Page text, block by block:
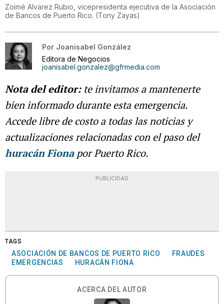
Zoimé Alvarez Rubio, vicepresidenta ejecutiva de la Asociación
de Bancos de Puerto Rico. (Tony Zayas)
Por Joanisabel González
Editora de Negocios
joanisabel.gonzalez@gfrmedia.com
Nota del editor:te invitamos a mantenerte
bien informado durante esta emergencia.
Accede libre de costo a todas las noticias y
actualizaciones relacionadas con el paso del
huracán Fionapor Puerto Rico.
PUBLICIDAD
TAGS
ASOCIACIÓN DE BANCOS DE PUERTO RICO
FRAUDES
EMERGENCIAS
HURACÁN FIONA
ACERCA DEL AUTOR